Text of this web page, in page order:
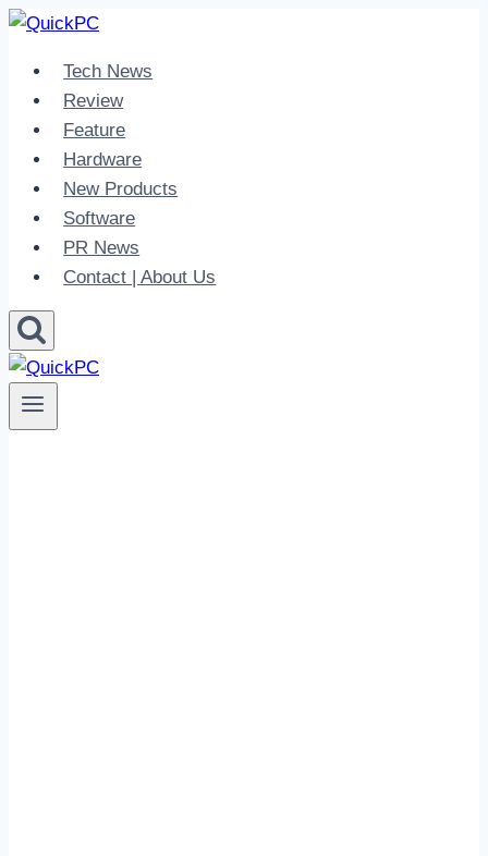
Skip
contentTech News
Review
Feature
Hardware
New Products
Software
PR News
Contact | About Us